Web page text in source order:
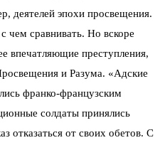
деятелей эпохи просвещения.
сравнивать. Но вскоре
впечатляющие преступления,
и Разума. «Адские
франко-французским
солдаты принялись
отказаться от своих обетов. С